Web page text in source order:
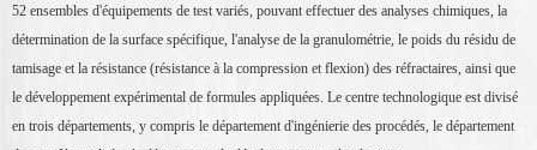
52 ensembles d'équipements de test variés, pouvant effectuer des analyses chimiques, la
détermination de la surface spécifique, l'analyse de la granulométrie, le poids du résidu de
tamisage et la résistance (résistance à la compression et flexion) des réfractaires, ainsi que
le développement expérimental de formules appliquées. Le centre technologique est divisé
en trois départements, y compris le département d'ingénierie des procédés, le département